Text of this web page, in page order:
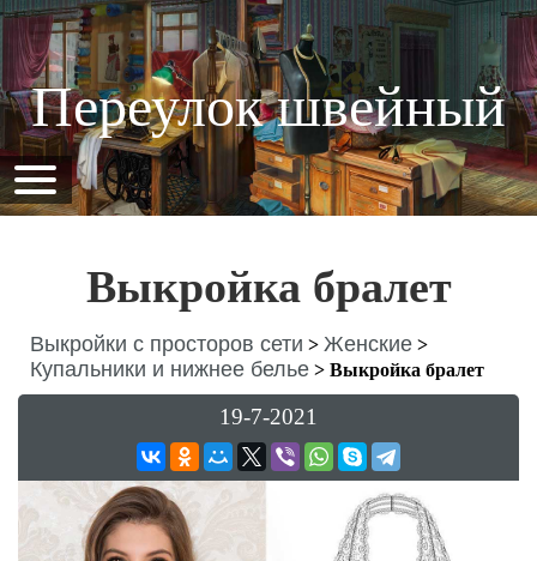
Переулок швейный
Выкройка бралет
Выкройки с просторов сети > Женские >
Купальники и нижнее белье > Выкройка бралет
19-7-2021